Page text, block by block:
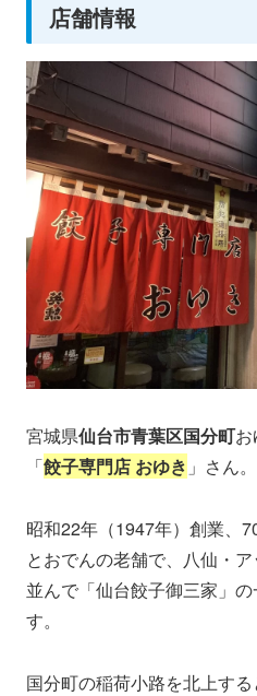
店舗情報
宮城県仙台市青葉区国分町お
「餃子専門店 おゆき 」さん。
昭和22年（1947年）創業、
とおでんの老舗で、八仙・
並んで「仙台餃子御三家」
す。
国分町の稲荷小路を北上す